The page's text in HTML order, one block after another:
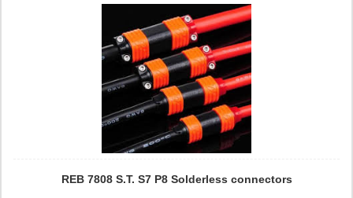
REB 7808 S.T. S7 P8 Solderless connectors